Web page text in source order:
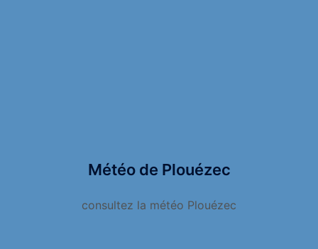
Météo de Plouézec
consultez la météo Plouézec